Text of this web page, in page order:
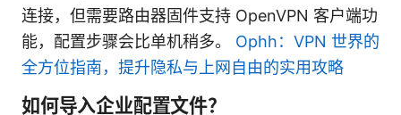
连接，但需要路由器固件支持 OpenVPN 客户端功
能，配置步骤会比单机稍多。 Ophh：VPN 世界的
全方位指南，提升隐私与上网自由的实用攻略
如何导入企业配置文件？